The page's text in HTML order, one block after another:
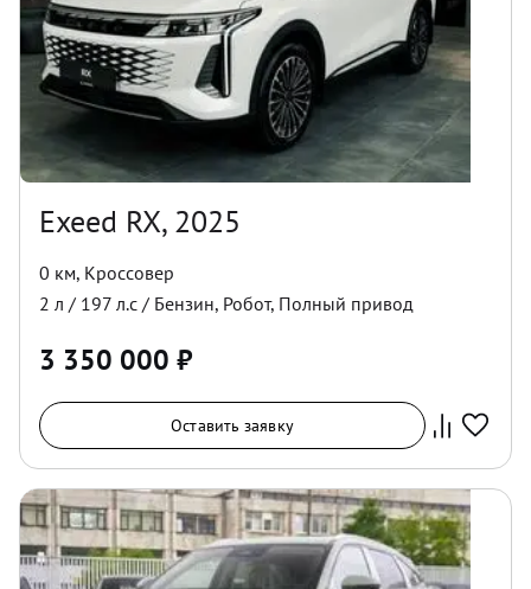
Exeed RX, 2025
0 км, Кроссовер
2 л / 197 л.с / Бензин, Робот, Полный привод
3 350 000 ₽
Оставить заявку